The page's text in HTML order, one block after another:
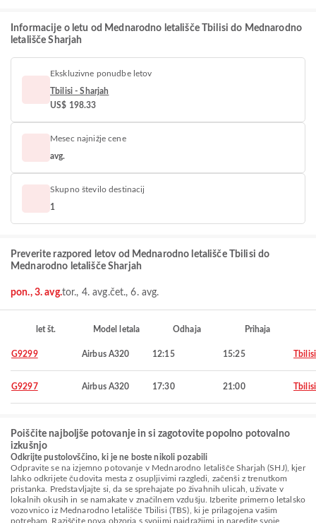
Informacije o letu od Mednarodno letališče Tbilisi do Mednarodno
letališče Sharjah
Ekskluzivne ponudbe letov
Tbilisi - Sharjah
US$ 198.33
Mesec najnižje cene
avg.
Skupno število destinacij
1
Preverite razpored letov od Mednarodno letališče Tbilisi do
Mednarodno letališče Sharjah
pon., 3. avg.tor., 4. avg.čet., 6. avg.
let št. Model letala Odhaja Prihaja
G9299 Airbus A320 12:15 15:25 Tbilisi
G9297 Airbus A320 17:30 21:00 Tbilisi
Poiščite najboljše potovanje in si zagotovite popolno potovalno
izkušnjo
Odkrijte pustolovščino, ki je ne boste nikoli pozabili
Odpravite se na izjemno potovanje v Mednarodno letališče Sharjah (SHJ), kjer
lahko odkrijete čudovita mesta z osupljivimi razgledi, začenši z trenutkom
pristanka. Predstavljajte si, da se sprehajate po živahnih ulicah, uživate v
lokalnih okusih in se namakate v značilnem vzdušju. Izberite primerno letalsko
vozovnico iz Mednarodno letališče Tbilisi (TBS), ki je prilagojena vašim
potrebam. Raziščite nova obzorja s svojimi najdražjimi in naredite svoje